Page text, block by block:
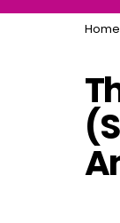
You
Home